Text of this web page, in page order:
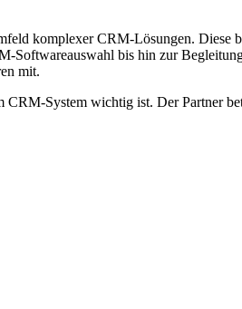
komplexer CRM-Lösungen. Diese
bis hin zur
mit.
System wichtig ist. Der Partner